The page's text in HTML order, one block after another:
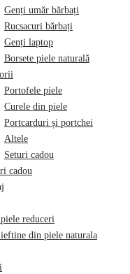
Genți umăr bărbați
Rucsacuri bărbați
Genți laptop
Borsete piele naturală
Portofele piele
Curele din piele
Portcarduri și portchei
Altele
Seturi cadou
cadou
reduceri
din piele naturala